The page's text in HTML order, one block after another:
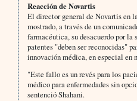
Reacción de Novartis
El director general de Novartis en
mostrado, a través de un
farmacéutica, su desacuerdo por la
patentes "deben ser reconocidas"
innovación médica, en especial en
"Este fallo es un revés para los
médico para enfermedades sin
sentenció Shahani.